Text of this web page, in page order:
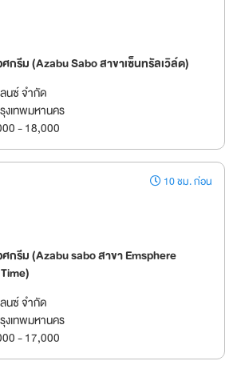
กรีม (Azabu Sabo สาขาเซ็นทรัลเวิล์ด)
ลนซ์ จำกัด
งเทพมหานคร
- 18,000
10 ชม. ก่อน
กรีม (Azabu sabo สาขา Emsphere
ลนซ์ จำกัด
งเทพมหานคร
- 17,000